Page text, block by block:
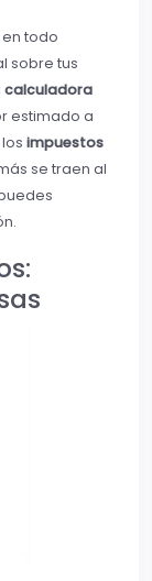
en todo
sobre tus
calculadora
estimado a
impuestos
se traen al